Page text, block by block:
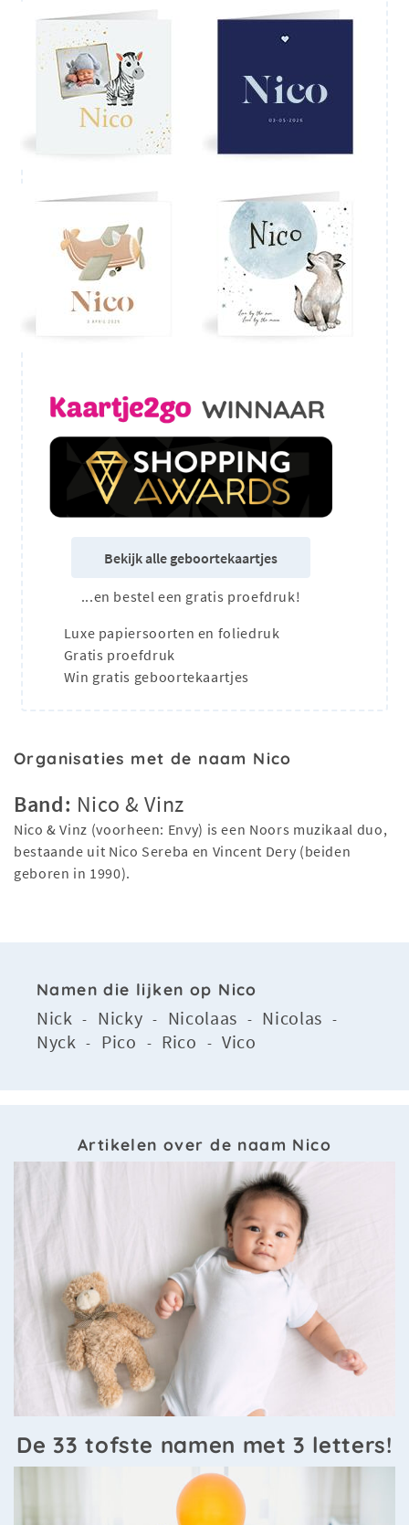
Bekijk alle geboortekaartjes
...en bestel een gratis proefdruk!
Luxe papiersoorten en foliedruk
Gratis proefdruk
Win gratis geboortekaartjes
Organisaties met de naam Nico
Band: Nico & Vinz
Nico & Vinz (voorheen: Envy) is een Noors muzikaal duo,
bestaande uit Nico Sereba en Vincent Dery (beiden
geboren in 1990).
Namen die lijken op Nico
Nick - Nicky - Nicolaas - Nicolas -
Nyck - Pico - Rico -Vico
Artikelen over de naam Nico
De 33 tofste namen met 3 letters!